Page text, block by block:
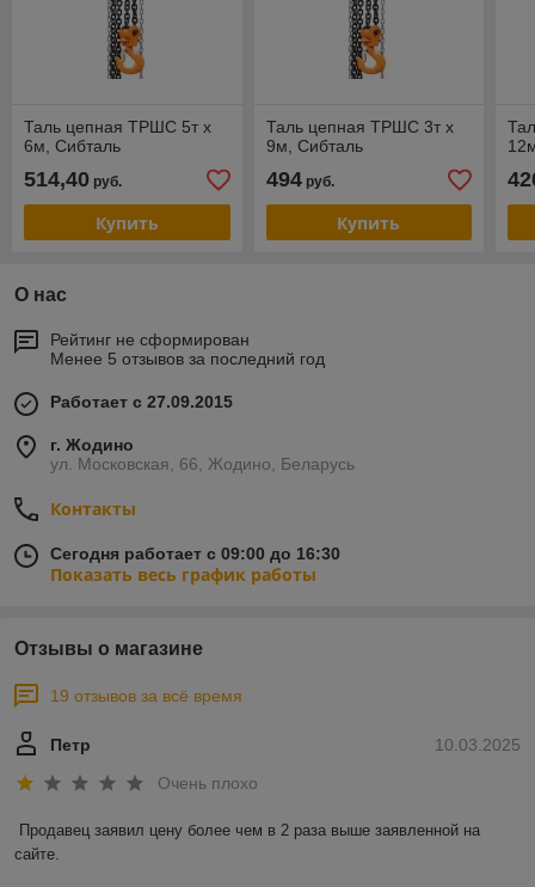
Таль цепная ТРШС 5т х
6м, Сибталь
514,40 руб.
Купить
Таль цепная ТРШС 3т х
9м, Сибталь
494руб.
Купить
О нас
Рейтинг не сформирован
Менее 5 отзывов за последний год
Работает с 27.09.2015
г. Жодино
ул. Московская, 66, Жодино, Беларусь
Контакты
Сегодня работает с 09:00 до 16:30
Показать весь график работы
Отзывы о магазине
19 отзывов за всё время
10.03.2025
Петр
Очень плохо
Продавец заявил цену более чем в 2 раза выше заявленной на
сайте.